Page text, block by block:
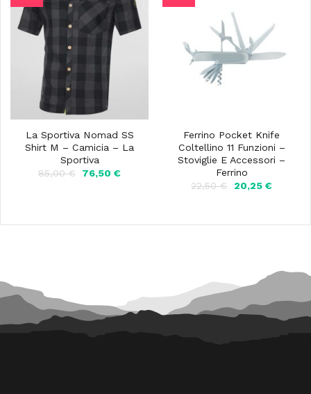
La Sportiva Nomad SS
Shirt M – Camicia – La
Sportiva
85,00€
Il
76,50€Il
Ferrino Pocket Knife
Coltellino 11 Funzioni –
Stoviglie E Accessori –
Ferrino
22,50€
Il
22,50 €.
20,25 €Il
20,25 €.